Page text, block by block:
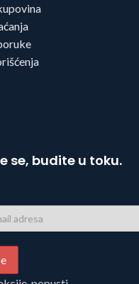
se, budite u toku.